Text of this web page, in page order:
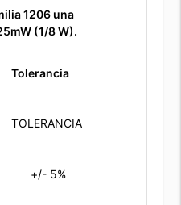
1206 una
(1/8 W).
Tolerancia
TOLERANCIA
+/- 5%